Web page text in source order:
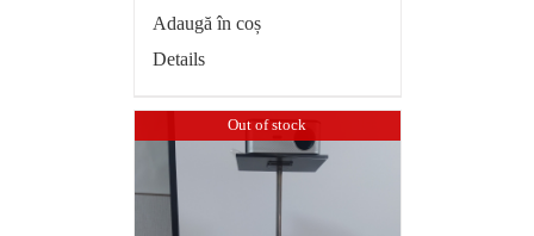
Adaugă în coș
Details
Out of stock